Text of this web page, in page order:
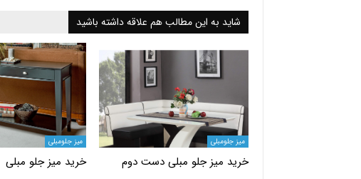
شاید به این مطالب هم علاقه داشته باشید
میز جلومبلی
خرید میز جلو مبلی دست دوم
میز جلومبلی
خرید میز جلو مبلی